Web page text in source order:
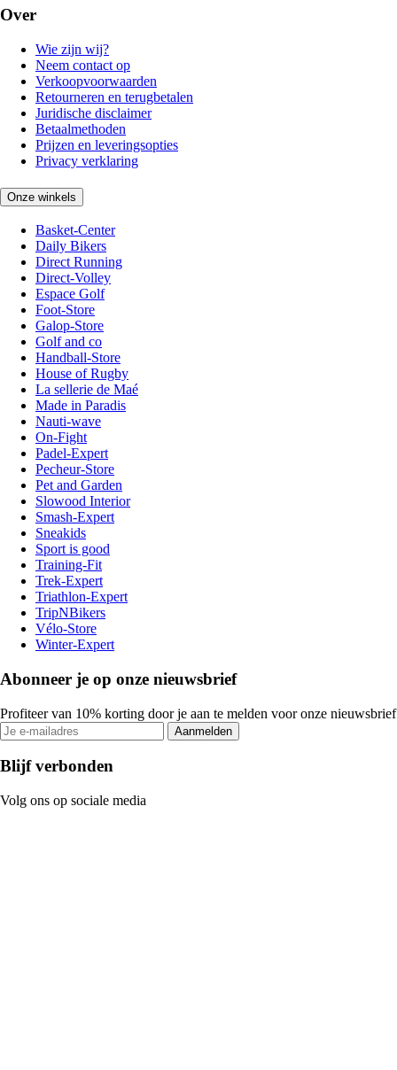
Over
Wie zijn wij?
Neem contact op
Verkoopvoorwaarden
Retourneren en terugbetalen
Juridische disclaimer
Betaalmethoden
Prijzen en leveringsopties
Privacy verklaring
Onze winkels
Basket-Center
Daily Bikers
Direct Running
Direct-Volley
Espace Golf
Foot-Store
Galop-Store
Golf and co
Handball-Store
House of Rugby
La sellerie de Maé
Made in Paradis
Nauti-wave
On-Fight
Padel-Expert
Pecheur-Store
Pet and Garden
Slowood Interior
Smash-Expert
Sneakids
Sport is good
Training-Fit
Trek-Expert
Triathlon-Expert
TripNBikers
Vélo-Store
Winter-Expert
Abonneer je op onze nieuwsbrief
Profiteer van 10% korting door je aan te melden voor onze nieuwsbrief
Aanmelden
Blijf verbonden
Volg ons op sociale media